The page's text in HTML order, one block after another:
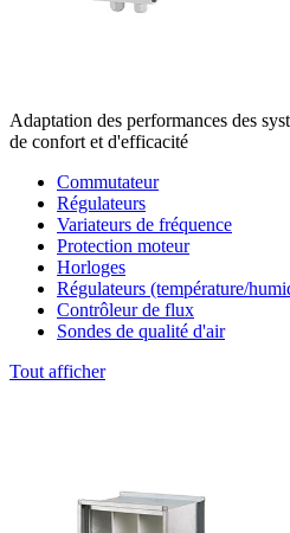
Adaptation des performances des
de confort et d'efficacité
Commutateur
Régulateurs
Variateurs de fréquence
Protection moteur
Horloges
Régulateurs (température/
Contrôleur de flux
Sondes de qualité d'air
Tout afficher